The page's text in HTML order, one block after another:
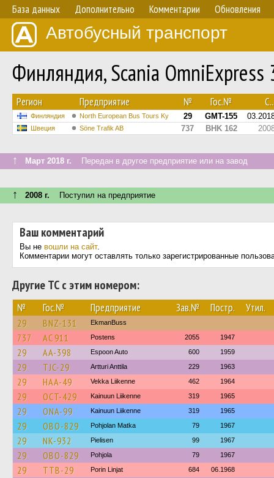
База данных Дополнительно Комментарии Обновления
Автобусный транспорт
Финляндия, Scania
Регион Предприятие № Гос.№
Финляндия North European Bus Tours Ky 29 GMT-155
Швеция Söne Trafik AB 737 BHK 162
↑ Март 2018 г. Передан в другое предприятие или на завод
↑ 2008 г. Поступил на предприятие
Ваш комментарий
Вы не вошли на сайт.
Комментарии могут оставлять только зарегистрированные
Другие ТС с этим номером:
№ Гос.№ Предприятие Зав.№ Постр. Утил.
29 BNZ-131 EkmanBuss
737 AC 911 Postens 2055 1947
29 AA-398 Espoon Auto 600 1959
29 TJC-29 Artturi Anttila 229 1963
29 HAA-49 Vekka Liikenne 462 1964
29 OCT-429 Kainuun Liikenne 319 1965
29 ONA-99 Kainuun Liikenne 319 1965
29 OBO-829 Pohjolan Matka 79 1967
29 NK-932 Pielisen 99 1967
29 OBO-829 Pohjola 79 1967
29 TTB-29 Porin Linjat 684 06.1968